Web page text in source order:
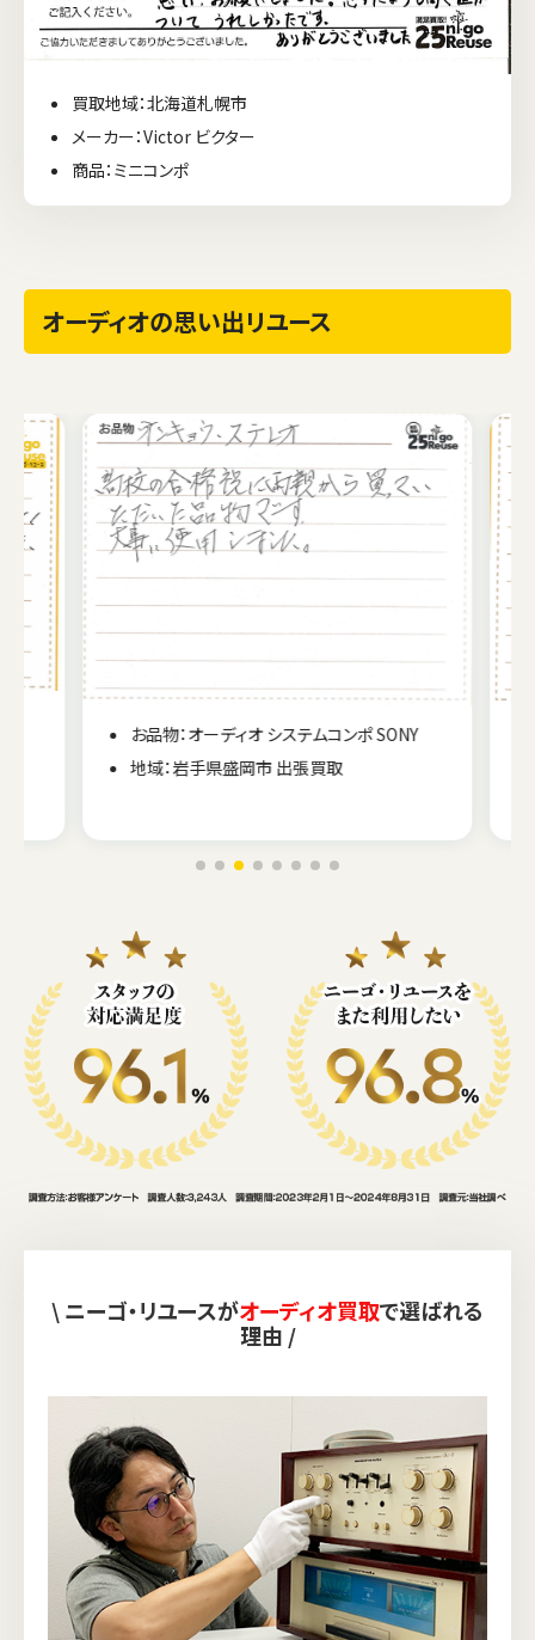
買取地域：北海道札幌市
メーカー：Victor ビクター
商品：ミニコンポ
オーディオの思い出リユース
お品物：オーディオ システムコンポ SONY
地域：岩手県盛岡市 出張買取
\ ニーゴ・リユースがオーディオ買取で選ばれる
理由 /